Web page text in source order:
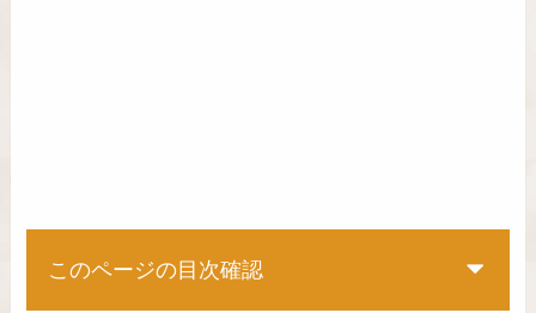
このページの目次確認